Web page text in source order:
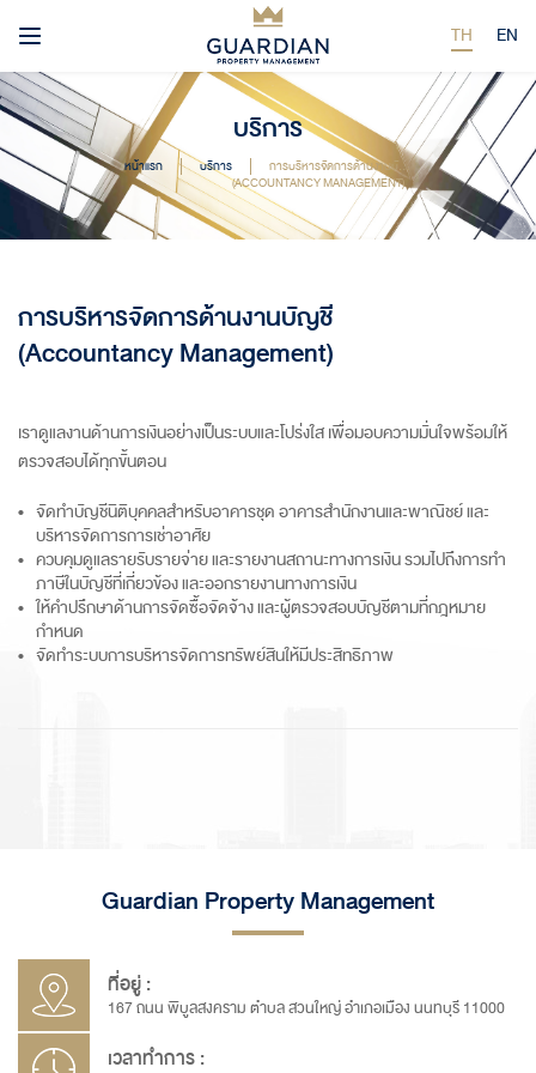
TH EN
บริการ
หน้าแรก บริการ
การบริหารจัดการด้านงานบัญชี
(ACCOUNTANCY MANAGEMENT)
การบริหารจัดการด้านงานบัญชี
(Accountancy Management)
เราดูแลงานด้านการเงินอย่างเป็นระบบและโปร่งใส เพื่อมอบความมั่นใจพร้อมให้
ตรวจสอบได้ทุกขั้นตอน
จัดทำบัญชีนิติบุคคลสำหรับอาคารชุด อาคารสำนักงานและพาณิชย์ และ
บริหารจัดการการเช่าอาศัย
ควบคุมดูแลรายรับรายจ่าย และรายงานสถานะทางการเงิน รวมไปถึงการทำ
ภาษีในบัญชีที่เกี่ยวข้อง และออกรายงานทางการเงิน
ให้คำปรึกษาด้านการจัดซื้อจัดจ้าง และผู้ตรวจสอบบัญชีตามที่กฎหมาย
กำหนด
จัดทำระบบการบริหารจัดการทรัพย์สินให้มีประสิทธิภาพ
Guardian Property Management
ที่อยู่ :
167 ถนน พิบูลสงคราม ตำบล สวนใหญ่ อำเภอเมือง นนทบุรี 11000
เวลาทำการ :